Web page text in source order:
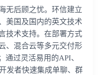
后顾之忧。环信建立
美国及国内的英文技术
技术支持。在部署方式
、混合云等多元交付形
通过灵活易用的API、
发者快速集成单聊、群